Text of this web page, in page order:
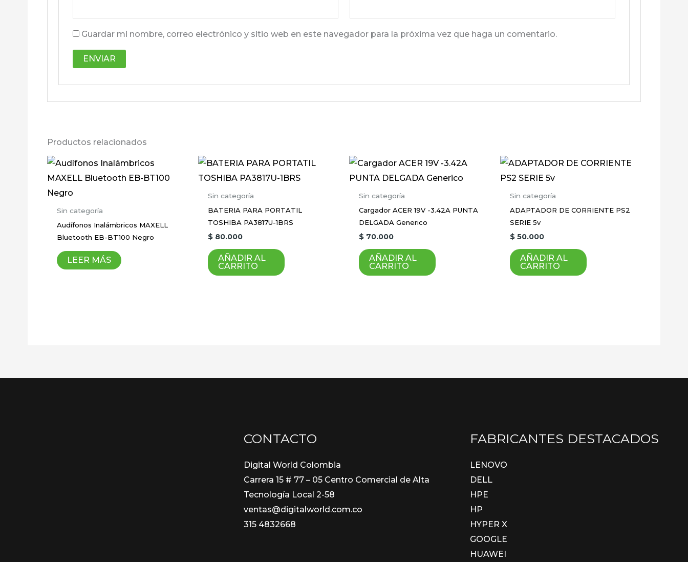
Guardar mi nombre, correo electrónico y sitio web en este navegador para la próxima vez que haga un comentario.
Productos relacionados
Sin categoría
Audífonos Inalámbricos MAXELL
Bluetooth EB-BT100 Negro
LEER MÁS
Sin categoría
BATERIA PARA PORTATIL
TOSHIBA PA3817U-1BRS
$ 80.000
AÑADIR AL
CARRITO
Sin categoría
Cargador ACER 19V -3.42A PUNTA
DELGADA Generico
$ 70.000
AÑADIR AL
CARRITO
Sin categoría
ADAPTADOR DE CORRIENTE PS2
SERIE 5v
$ 50.000
AÑADIR AL
CARRITO
CONTACTO
Digital World Colombia
Carrera 15 # 77 – 05 Centro Comercial de Alta
Tecnología Local 2-58
ventas@digitalworld.com.co
315 4832668
FABRICANTES DESTACADOS
LENOVO
DELL
HPE
HP
HYPER X
GOOGLE
HUAWEI